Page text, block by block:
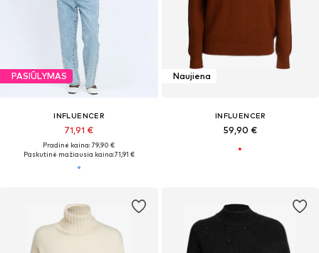
PASIŪLYMAS
INFLUENCER
71,91 €
Pradinė kaina: 79,90 €
Paskutinė mažiausia kaina:71,91 €
Naujiena
INFLUENCER
59,90 €